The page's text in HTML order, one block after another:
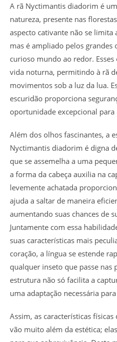
A rã Nyctimantis diadorim é
natureza, presente nas
aspecto cativante não se limita
mas é ampliado pelos grandes
curioso mundo ao redor.
vida noturna, permitindo à rã
movimentos sob a luz da lua.
escuridão proporciona
oportunidade excepcional para
Além dos olhos fascinantes, a
Nyctimantis diadorim é digna
que se assemelha a uma
a forma da cabeça auxilia na
levemente achatada
ajuda a saltar de maneira
aumentando suas chances de
Juntamente com essa
suas características mais
coração, a língua se estende
qualquer inseto que passe nas
estrutura não só facilita a
uma adaptação necessária
Assim, as características
vão muito além da estética;